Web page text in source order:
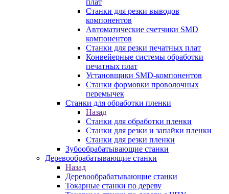
плат
Станки для резки выводов
компонентов
Автоматические счетчики SMD
компонентов
Станки для резки печатных плат
Конвейерные системы обработки
печатных плат
Установщики SMD-компонентов
Станки формовки проволочных
перемычек
Станки для обработки пленки
Назад
Станки для обработки пленки
Станки для резки и запайки пленки
Станки для резки пленки
Зубообрабатывающие станки
Деревообрабатывающие станки
Назад
Деревообрабатывающие станки
Токарные станки по дереву